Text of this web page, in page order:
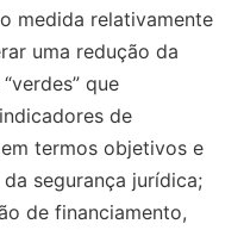
medida relativamente
uma redução da
que
de
termos objetivos e
segurança jurídica;
de financiamento,